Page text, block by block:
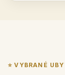
⭐ VYBRANÉ